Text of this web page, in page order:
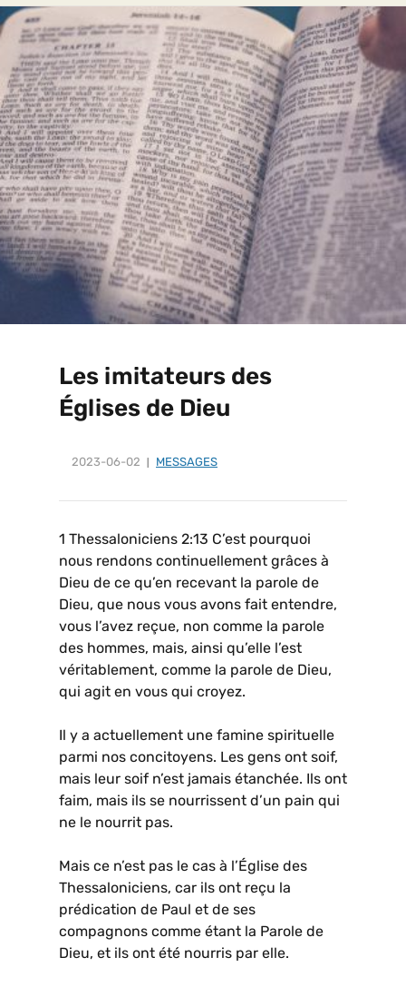
Les imitateurs des
Églises de Dieu
2023-06-02 MESSAGES
1 Thessaloniciens 2:13 C’est pourquoi
nous rendons continuellement grâces à
Dieu de ce qu’en recevant la parole de
Dieu, que nous vous avons fait entendre,
vous l’avez reçue, non comme la parole
des hommes, mais, ainsi qu’elle l’est
véritablement, comme la parole de Dieu,
qui agit en vous qui croyez.
Il y a actuellement une famine spirituelle
parmi nos concitoyens. Les gens ont soif,
mais leur soif n’est jamais étanchée. Ils ont
faim, mais ils se nourrissent d’un pain qui
ne le nourrit pas.
Mais ce n’est pas le cas à l’Église des
Thessaloniciens, car ils ont reçu la
prédication de Paul et de ses
compagnons comme étant la Parole de
Dieu, et ils ont été nourris par elle.